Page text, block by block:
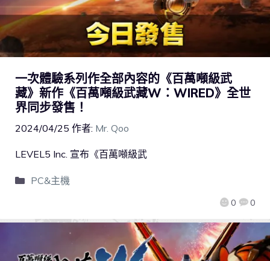
一次體驗系列作全部內容的《百萬噸級武
藏》新作《百萬噸級武藏W：WIRED》全世
界同步發售！
2024/04/25 作者: Mr. Qoo
0 0
LEVEL5 Inc. 宣布《百萬噸級武
PC&主機